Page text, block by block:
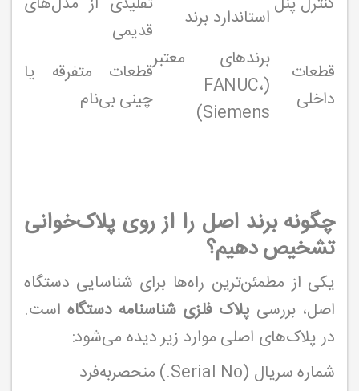
استاندارد برند
قدیمی
قطعات
داخلی
برندهای معتبر
(FANUC،
Siemens)
قطعات متفرقه یا
چینی بی‌نام
چگونه برند اصل را از روی پلاک‌خوانی
تشخیص دهیم؟
یکی از مطمئن‌ترین راه‌ها برای شناسایی دستگاه
اصل، بررسی پلاک فلزی شناسنامه دستگاه است.
در پلاک‌های اصلی موارد زیر دیده می‌شود:
شماره سریال (Serial No.) منحصربه‌فرد